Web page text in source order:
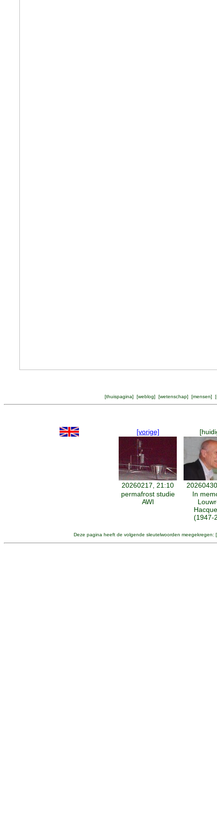
[thuispagina] [weblog] [wetenschap] [mensen] [
[vorige]
20260217, 21:10
permafrost studie
AWI
In
(1947-
Deze pagina heeft de volgende sleutelwoorden meegekregen: [